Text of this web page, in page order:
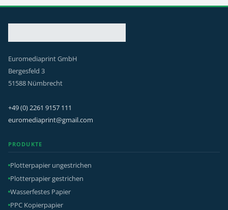
Euromediaprint GmbH
Bergesfeld 3
51588 Nümbrecht
+49 (0) 2261 9157 111
euromediaprint@gmail.com
PRODUKTE
Plotterpapier ungestrichen
Plotterpapier gestrichen
Wasserfestes Papier
PPC Kopierpapier